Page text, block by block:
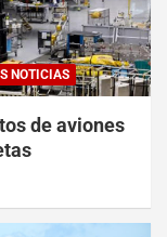
NOTICIAS
de aviones